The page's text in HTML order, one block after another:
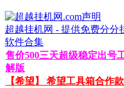
超越挂机网 - 提供免费分分
软件合集
售价500三天超级稳定出号
解版
【希望】 希望工具箱合作款